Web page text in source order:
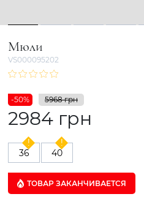
1 2 3 4
Мюли
VS000095202
-50% 5968 грн
2984 грн
36 40
ТОВАР ЗАКАНЧИВАЕТСЯ